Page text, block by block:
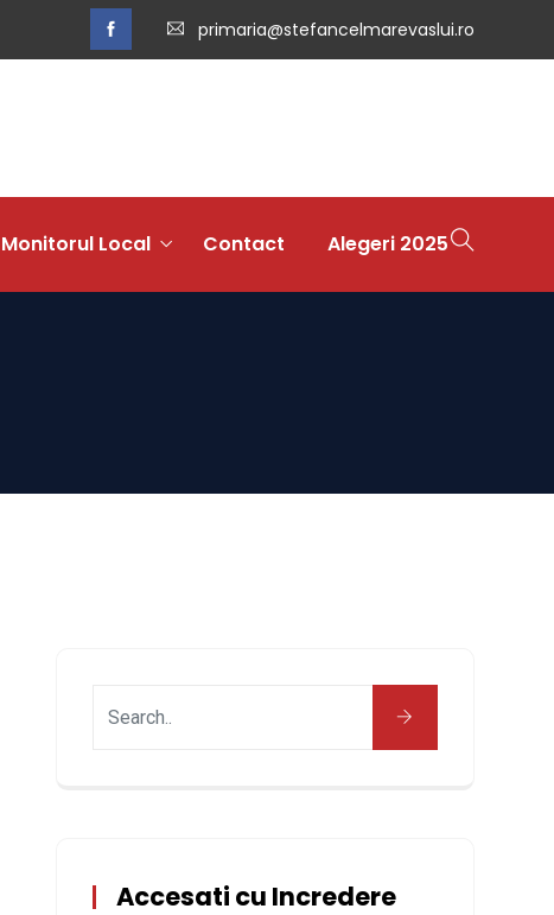
primaria@stefancelmarevaslui.ro
Monitorul Local Contact Alegeri 2025
Accesati cu Incredere